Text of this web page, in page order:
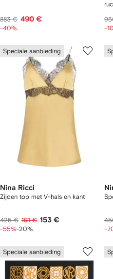
883 € 490 €
-40% -
Speciale aanbieding
Nina Ricci
Zijden top met V-hals en kant
425 € 191 € 153 €
-55%-20% -
Speciale aanbieding